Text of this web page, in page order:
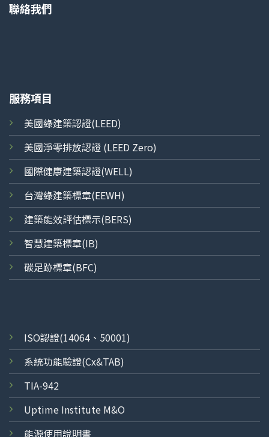
聯絡我們
服務項目
美國綠建築認證(LEED)
美國淨零排放認證 (LEED Zero)
國際健康建築認證(WELL)
台灣綠建築標章(EEWH)
建築能效評估標示(BERS)
智慧建築標章(IB)
碳足跡標章(BFC)
ISO認證(14064、50001)
系統功能驗證(Cx&TAB)
TIA-942
Uptime Institute M&O
能源使用說明書